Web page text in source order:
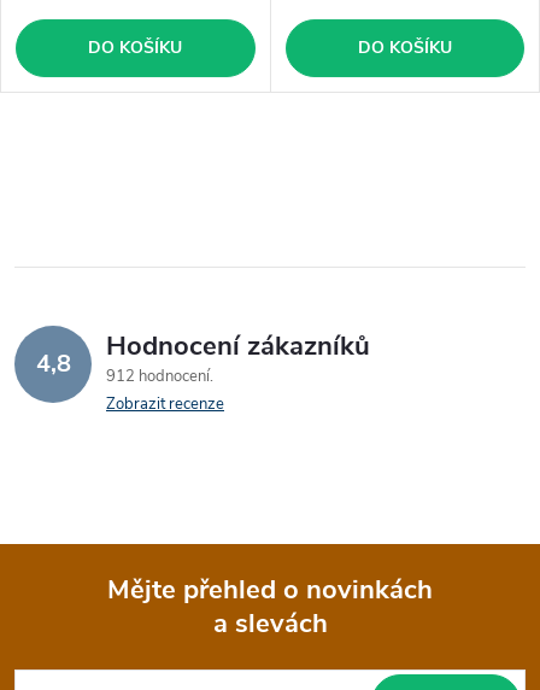
DO KOŠÍKU DO KOŠÍKU
l
d
a
p
4,8 Hodnocení zákazníků
912 hodnocení
Zobrazit recenze
Mějte přehled o novinkách
a slevách